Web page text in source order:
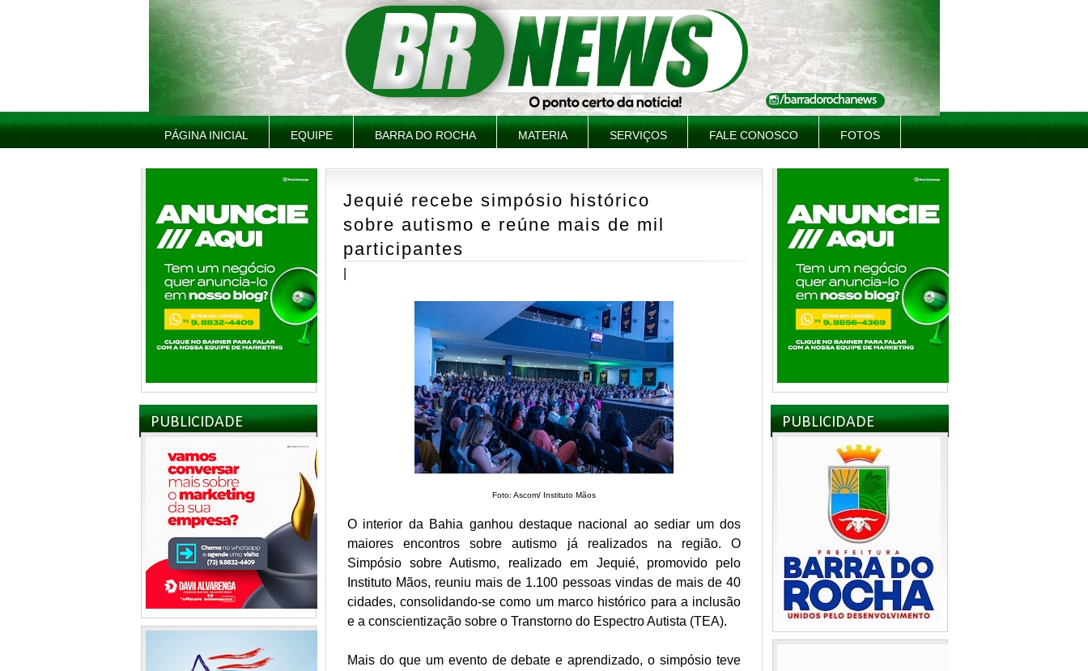
PÁGINA INICIAL EQUIPE BARRA DO ROCHA MATERIA SERVIÇOS FALE CONOSCO FOTOS
PUBLICIDADE
Jequié recebe simpósio histórico
sobre autismo e reúne mais de mil
participantes
Foto: Ascom/ Instituto Mãos
O interior da Bahia ganhou destaque nacional ao sediar um dos
maiores encontros sobre autismo já realizados na região. O
Simpósio sobre Autismo, realizado em Jequié, promovido pelo
Instituto Mãos, reuniu mais de 1.100 pessoas vindas de mais de 40
cidades, consolidando-se como um marco histórico para a inclusão
e a conscientização sobre o Transtorno do Espectro Autista (TEA).
Mais do que um evento de debate e aprendizado, o simpósio teve
PUBLICIDADE